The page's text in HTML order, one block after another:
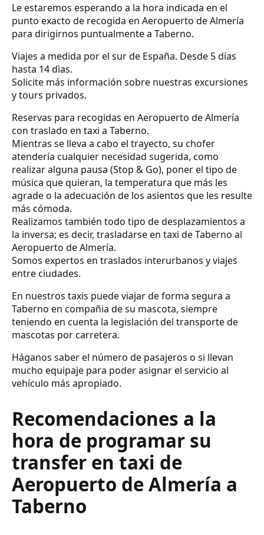
Le estaremos esperando a la hora indicada en el
punto exacto de recogida en Aeropuerto de Almería
para dirigirnos puntualmente a Taberno.
Viajes a medida por el sur de España. Desde 5 días
hasta 14 dìas.
Solicite más información sobre nuestras excursiones
y tours privados.
Reservas para recogidas en Aeropuerto de Almería
con traslado en taxi a Taberno.
Mientras se lleva a cabo el trayecto, su chofer
atendería cualquier necesidad sugerida, como
realizar alguna pausa (Stop & Go), poner el tipo de
música que quieran, la temperatura que más les
agrade o la adecuación de los asientos que les resulte
más cómoda.
Realizamos también todo tipo de desplazamientos a
la inversa; es decir, trasladarse en taxi de Taberno al
Aeropuerto de Almería.
Somos expertos en traslados interurbanos y viajes
entre ciudades.
En nuestros taxis puede viajar de forma segura a
Taberno en compañia de su mascota, siempre
teniendo en cuenta la legislación del transporte de
mascotas por carretera.
Háganos saber el número de pasajeros o si llevan
mucho equipaje para poder asignar el servicio al
vehículo más apropiado.
Recomendaciones a la
hora de programar su
transfer en taxi de
Aeropuerto de Almería a
Taberno